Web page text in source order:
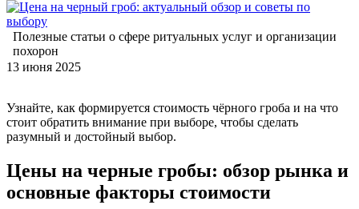
Полезные статьи о сфере ритуальных услуг и организации
похорон
13 июня 2025
Узнайте, как формируется стоимость чёрного гроба и на что
стоит обратить внимание при выборе, чтобы сделать
разумный и достойный выбор.
Цены на черные гробы: обзор рынка и
основные факторы стоимости